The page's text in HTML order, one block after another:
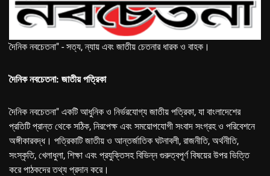
দৈনিক নবচেতনা" - সত্য, ন্যায় এবং জাতীয় চেতনার ধারক ও বাহক।
দৈনিক নবচেতনা: জাতীয় পত্রিকা
দৈনিক নবচেতনা" একটি আধুনিক ও নির্ভরযোগ্য জাতীয় পত্রিকা, যা বাংলাদেশের
প্রতিটি প্রান্ত থেকে সঠিক, নিরপেক্ষ এবং সময়োপযোগী সংবাদ সংগ্রহ ও পরিবেশনে
অঙ্গীকারবদ্ধ। পত্রিকাটি জাতীয় ও আন্তর্জাতিক ঘটনাবলী, রাজনীতি, অর্থনীতি,
সংস্কৃতি, খেলাধুলা, শিক্ষা এবং প্রযুক্তিসহ বিভিন্ন গুরুত্বপূর্ণ বিষয়ের উপর ভিত্তি
করে পাঠকদের তথ্য প্রদান করে।